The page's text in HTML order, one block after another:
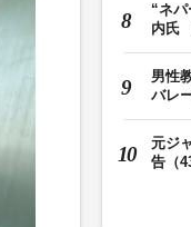
“ネ
内氏
男性
バレ
元ジ
告（